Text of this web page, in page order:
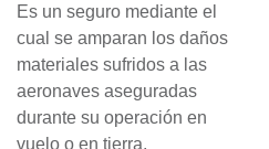
Es un seguro mediante el
cual se amparan los daños
materiales sufridos a las
aeronaves aseguradas
durante su operación en
vuelo o en tierra,